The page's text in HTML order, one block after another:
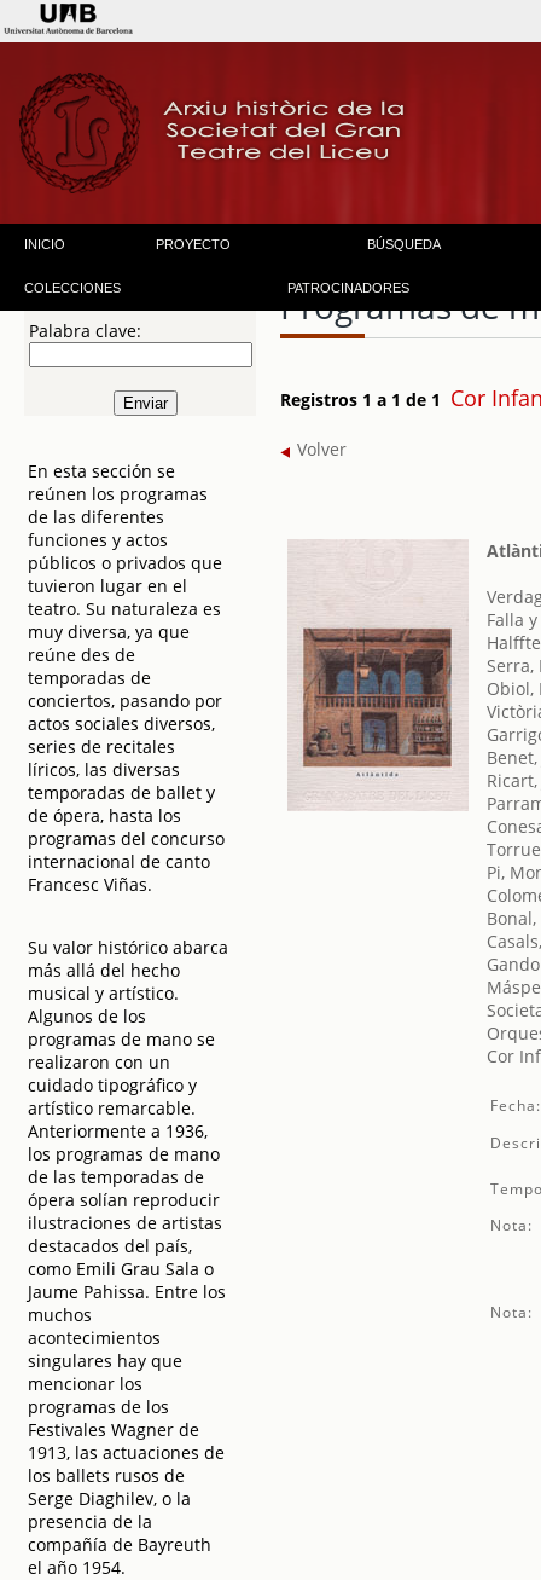
INICIO PROYECTO BÚSQUEDA
COLECCIONES PATROCINADORES
Palabra clave:
En esta sección se
reúnen los programas
de las diferentes
funciones y actos
públicos o privados que
tuvieron lugar en el
teatro. Su naturaleza es
muy diversa, ya que
reúne des de
temporadas de
conciertos, pasando por
actos sociales diversos,
series de recitales
líricos, las diversas
temporadas de ballet y
de ópera, hasta los
programas del concurso
internacional de canto
Francesc Viñas.
Su valor histórico abarca
más allá del hecho
musical y artístico.
Algunos de los
programas de mano se
realizaron con un
cuidado tipográfico y
artístico remarcable.
Anteriormente a 1936,
los programas de mano
de las temporadas de
ópera solían reproducir
ilustraciones de artistas
destacados del país,
como Emili Grau Sala o
Jaume Pahissa. Entre los
muchos
acontecimientos
singulares hay que
mencionar los
programas de los
Festivales Wagner de
1913, las actuaciones de
los ballets rusos de
Serge Diaghilev, o la
presencia de la
compañía de Bayreuth
el año 1954.
Programas de
Registros 1 a 1 de 1 Cor
Volver
Falla
Serra,
Obiol,
Benet,
Pi,
Cor
Fecha:
Nota:
Nota: